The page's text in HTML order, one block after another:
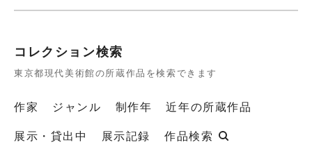
コレクション検索
東京都現代美術館の所蔵作品を検索できます
作家 ジャンル 制作年
近年の所蔵作品
展示・貸出中
展示記録 作品検索